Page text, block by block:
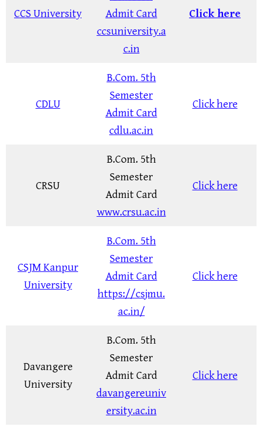
CCS University
Admit Card
ccsuniversity.a
c.in
Click here
CDLU
B.Com. 5th
Semester
Admit Card
cdlu.ac.in
Click here
CRSU
B.Com. 5th
Semester
Admit Card
www.crsu.ac.in
Click here
CSJM Kanpur
University
B.Com. 5th
Semester
Admit Card
https://csjmu.
ac.in/
Click here
Davangere
University
B.Com. 5th
Semester
Admit Card
davangereuniv
ersity.ac.in
Click here